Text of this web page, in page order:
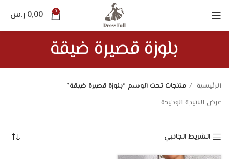
0
0,00 ر.س
بلوزة قصيرة ضيقة
الرئيسية
منتجات تحت الوسم “بلوزة قصيرة ضيقة”
عرض النتيجة الوحيدة
الشريط الجانبي